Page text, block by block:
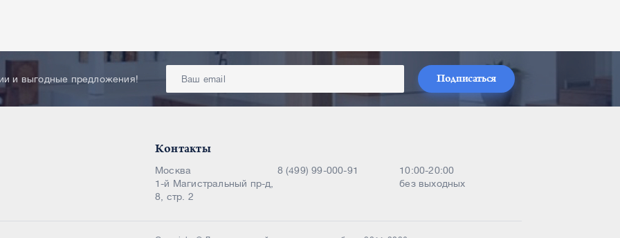
и выгодные предложения! Подписаться
Контакты
Москва
1-й Магистральный пр-д,
8, стр. 2
8 (499) 99-000-91
10:00-20:00
без выходных